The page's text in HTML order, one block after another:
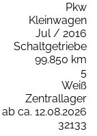
Pkw
Kleinwagen
Jul / 2016
Schaltgetriebe
99.850 km
5
Weiß
Zentrallager
ab ca. 12.08.2026
32133